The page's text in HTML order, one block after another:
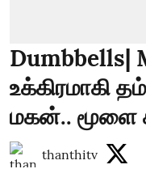
Dumbbells|
உக்கிரமாகி
மகன்.. மூளை
thanthitv